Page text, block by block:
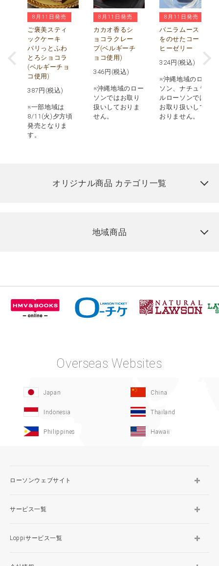
8月11日発売
ご褒美スティ
ックケーキ
パリっとふわ
とろショコラ
(ベルギーチョ
コ使用)
387 円(税込)
※一部地域は
8/11(火)夕方頃
発売となりま
す。
8月11日発売
カカオ香るシ
ョコラクレー
プ(ベルギーチ
ョコ使用)
346 円(税込)
※沖縄地域のロー
ソンではお取り
扱いしておりま
せん。
8月11日発売
バニラムース
をのせたコー
ヒーゼリー
324円(税込)
※沖縄地域のロー
ソン、ナチュラ
ルローソンでは
お取り扱いして
おりません。
オリジナル商品 カテゴリ一覧
地域商品
Overseas Websites
Japan China
Indonesia Thailand
Philippines Hawaii
ローソンウェブサイト
サービス一覧
Loppiサービス一覧